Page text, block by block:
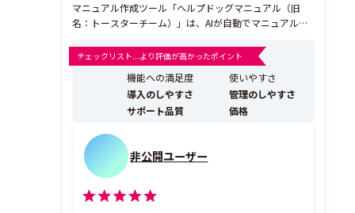
マニュアル作成ツール「ヘルプドッグマニュアル（旧
名：トースターチーム）」は、AIが自動でマニュアルを
にも対応しているマニュアル作成管理ツールです。累計
2,700社の導入実績、東証プライム上場企業をはじめス
タートアップまで利用いただいております。業務の見え
る化を通じ...
チェックリスト...より評価が高かったポイント
機能への満足度
使いやすさ
導入のしやすさ
管理のしやすさ
サポート品質
価格
非公開ユーザー